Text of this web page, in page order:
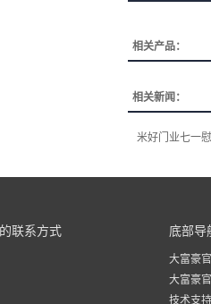
相关产品：
相关新闻：
米好门业七一
联系方式 底部导
大富豪
大富豪
技术支持